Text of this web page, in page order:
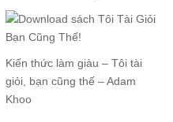
Kiến thức làm giàu – Tôi tài
giỏi, bạn cũng thế – Adam
Khoo